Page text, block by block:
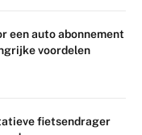
een auto abonnement
voordelen
fietsendrager